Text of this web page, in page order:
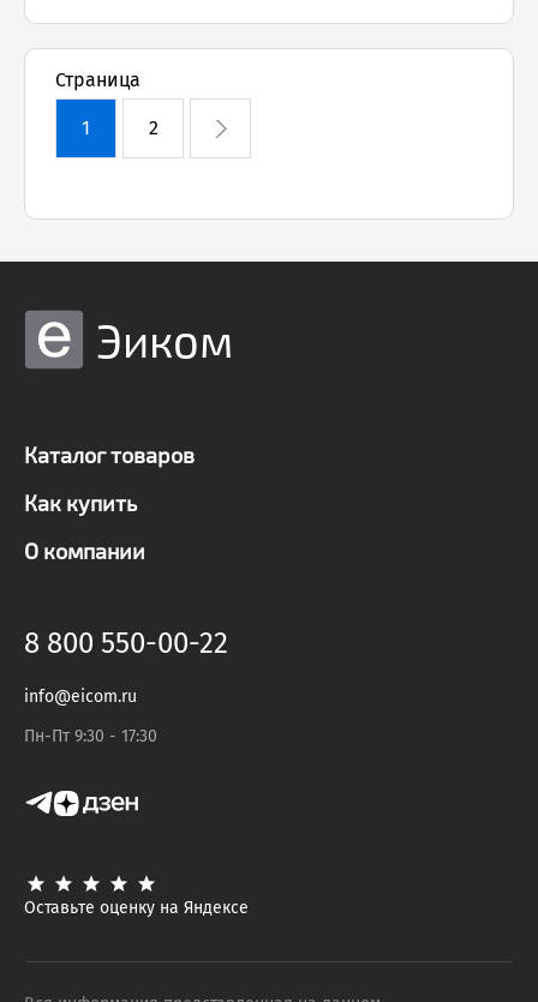
Страница
1 2
Эиком
Каталог товаров
Как купить
О компании
8 800 550-00-22
info@eicom.ru
Пн-Пт 9:30 - 17:30
Оставьте оценку на Яндексе